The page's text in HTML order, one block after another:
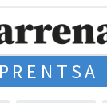
PRENTSA